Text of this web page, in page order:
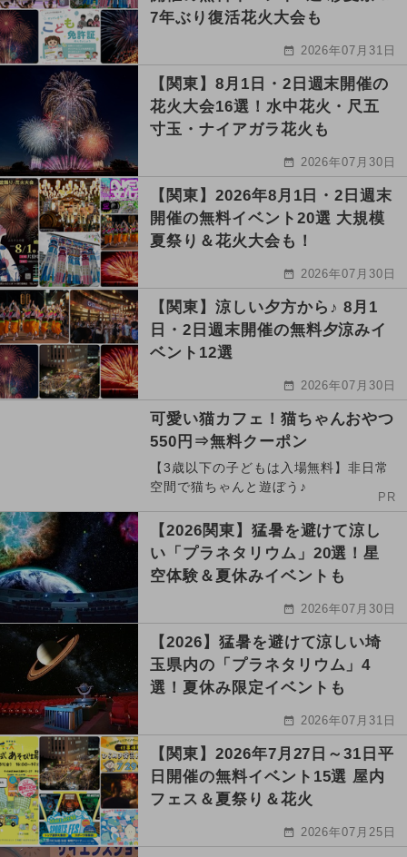
7年ぶり復活花火大会も
2026年07月31日
【関東】8月1日・2日週末開催の
花火大会16選！水中花火・尺五
寸玉・ナイアガラ花火も
2026年07月30日
【関東】2026年8月1日・2日週末
開催の無料イベント20選 大規模
夏祭り＆花火大会も！
2026年07月30日
【関東】涼しい夕方から♪ 8月1
日・2日週末開催の無料夕涼みイ
ベント12選
2026年07月30日
可愛い猫カフェ！猫ちゃんおやつ
550円⇒無料クーポン
【3歳以下の子どもは入場無料】非日常
空間で猫ちゃんと遊ぼう♪
PR
【2026関東】猛暑を避けて涼し
い「プラネタリウム」20選！星
空体験＆夏休みイベントも
2026年07月30日
【2026】猛暑を避けて涼しい埼
玉県内の「プラネタリウム」4
選！夏休み限定イベントも
2026年07月31日
【関東】2026年7月27日～31日平
日開催の無料イベント15選 屋内
フェス＆夏祭り＆花火
2026年07月25日